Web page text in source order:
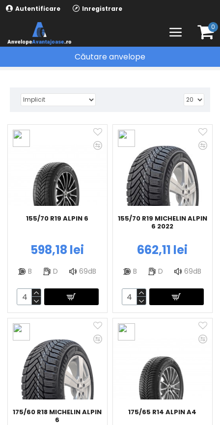
Autentificare Inregistrare
0
Căutare anvelope
155/70 R19 ALPIN 6
598,18 lei
B D 69dB
155/70 R19 MICHELIN ALPIN
6 2022
662,11 lei
B D 69dB
175/60 R18 MICHELIN ALPIN
6
175/65 R14 ALPIN A4